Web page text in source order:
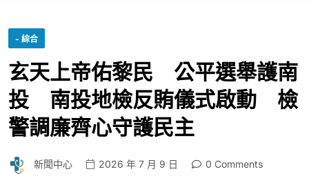
- 綜合
玄天上帝佑黎民 公平選舉護南
投 南投地檢反賄儀式啟動 檢
警調廉齊心守護民主
新聞中心 2026 年 7 月 9 日
0 Comments